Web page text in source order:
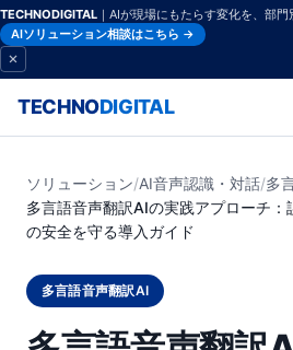
TECHNODIGITAL ｜AIが現場にもたらす変化を、部
AIソリューション相談はこちら →
TECHNODIGITAL
ソリューション/AI音声認識・対話/多
多言語音声翻訳AIの実践アプローチ
の安全を守る導入ガイド
多言語音声翻訳AI